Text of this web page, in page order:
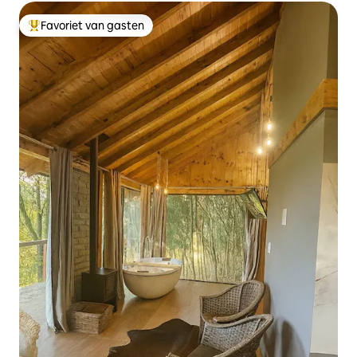
Topfavoriet van gasten
Favoriet van gasten